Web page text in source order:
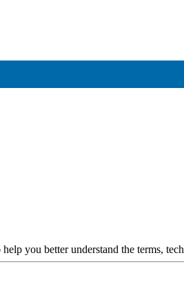
you better understand the terms,